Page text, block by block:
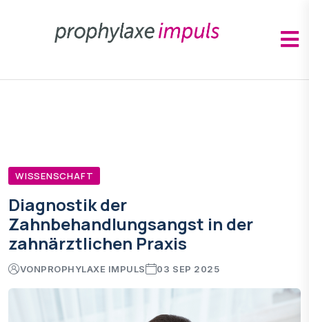
WISSENSCHAFT
Diagnostik der
Zahnbehandlungsangst in der
zahnärztlichen Praxis
VONPROPHYLAXE IMPULS 03 SEP 2025